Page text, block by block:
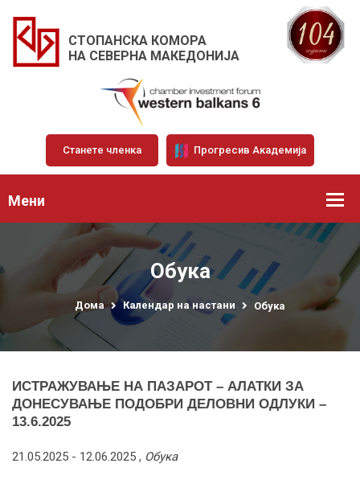
СТОПАНСКА КОМОРА
НА СЕВЕРНА МАКЕДОНИЈА
Станете членка Прогресив Академија
Мени
Обука
Дома Календар на настани Обука
ИСТРАЖУВАЊЕ НА ПАЗАРОТ – АЛАТКИ ЗА
ДОНЕСУВАЊЕ ПОДОБРИ ДЕЛОВНИ ОДЛУКИ –
13.6.2025
21.05.2025 - 12.06.2025 , Обука